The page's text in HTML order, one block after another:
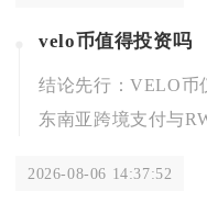
velo币值得投资吗
结论先行：VELO币
东南亚跨境支付与
2026-08-06 14:37:52